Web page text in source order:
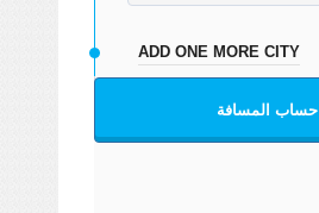
ADD ONE MORE CITY
حساب المسافة